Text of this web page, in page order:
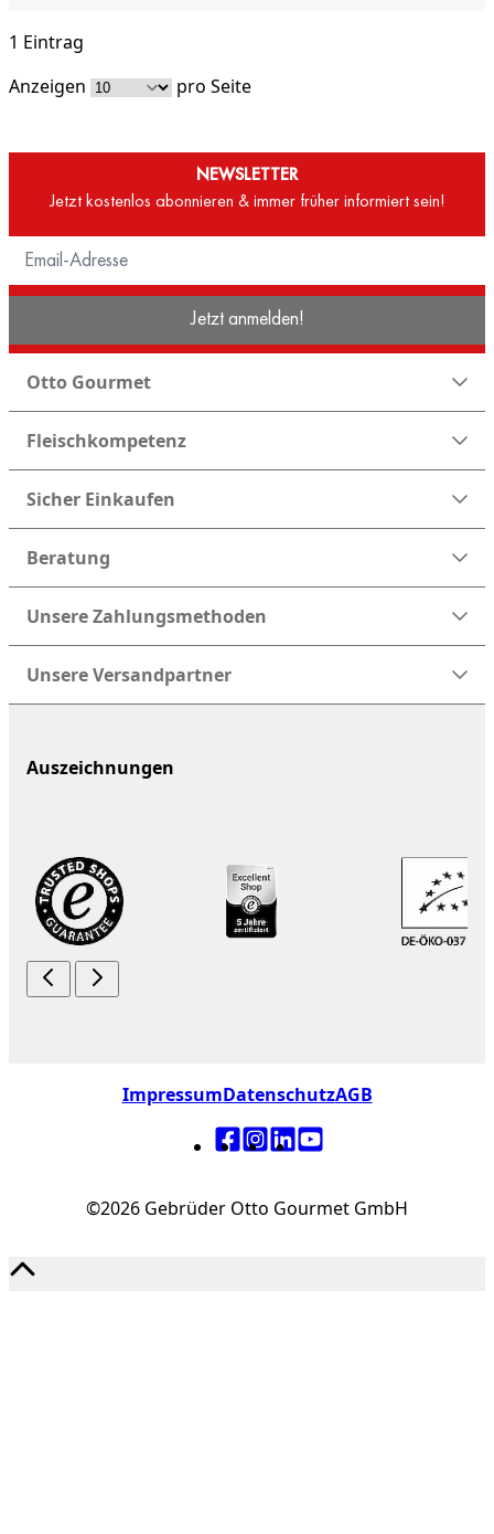
1 Eintrag
Anzeigen
pro Seite
NEWSLETTER
Jetzt kostenlos abonnieren & immer früher informiert sein!
Jetzt anmelden!
Otto Gourmet
Fleischkompetenz
Sicher Einkaufen
Beratung
Unsere Zahlungsmethoden
Unsere Versandpartner
Auszeichnungen
ImpressumDatenschutzAGB
©2026 Gebrüder Otto Gourmet GmbH